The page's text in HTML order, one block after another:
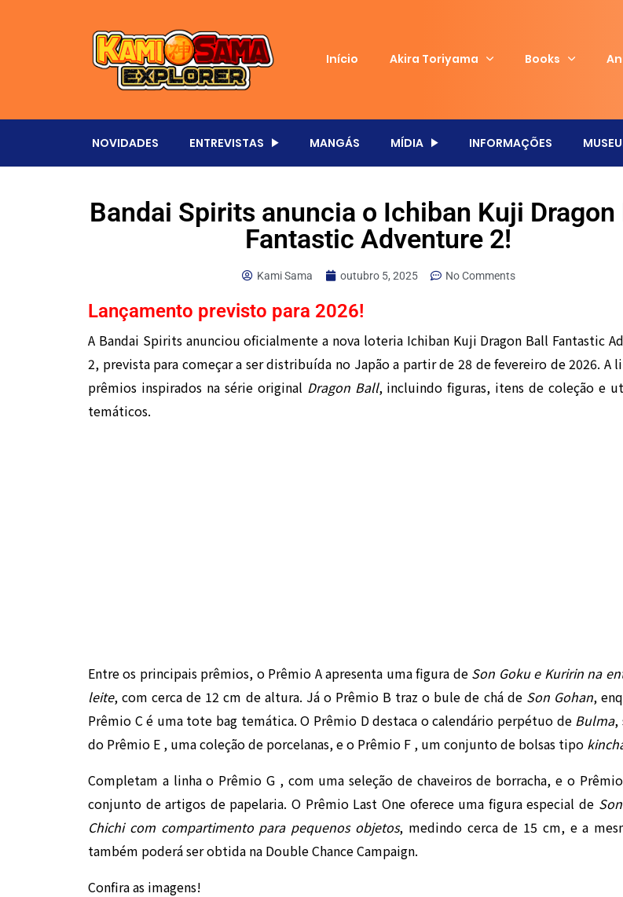
Início Akira Toriyama Books
NOVIDADES ENTREVISTAS MANGÁS MÍDIA INFORMAÇÕES
Bandai Spirits anuncia o Ichiban Kuji Dragon
Fantastic Adventure 2!
Kami Sama outubro 5, 2025 No Comments
Lançamento previsto para 2026!
A Bandai Spirits anunciou oficialmente a nova loteria Ichiban Kuji Dragon Ball Fantastic
2, prevista para começar a ser distribuída no Japão a partir de 28 de fevereiro de 2026. A
prêmios inspirados na série original Dragon Ball, incluindo figuras, itens de coleção e
temáticos.
Entre os principais prêmios, o Prêmio A apresenta uma figura de Son Goku e Kuririn na
leite, com cerca de 12 cm de altura. Já o Prêmio B traz o bule de chá de Son Gohan,
Prêmio C é uma tote bag temática. O Prêmio D destaca o calendário perpétuo de Bulma,
do Prêmio E , uma coleção de porcelanas, e o Prêmio F , um conjunto de bolsas tipo
Completam a linha o Prêmio G , com uma seleção de chaveiros de borracha, e o
conjunto de artigos de papelaria. O Prêmio Last One oferece uma figura especial de
Chichi com compartimento para pequenos objetos, medindo cerca de 15 cm, e a
também poderá ser obtida na Double Chance Campaign.
Confira as imagens!